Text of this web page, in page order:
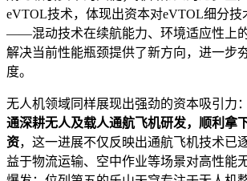
eVTOL技术，体现出资本对eVTOL细分技
——混动技术在续航能力、环境适应性上
解决当前性能瓶颈提供了新方向，进一步
度。
无人机领域同样展现出强劲的资本吸引力：
通深耕无人及载人通航飞机研发，顺利拿
资，这一进展不仅反映出通航飞机技术已
益于物流运输、空中作业等场景对高性能